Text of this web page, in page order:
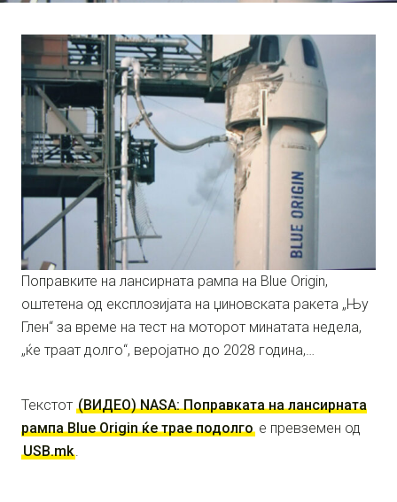
Поправките на лансирната рампа на Blue Origin,
оштетена од експлозијата на џиновската ракета „Њу
Глен“ за време на тест на моторот минатата недела,
„ќе траат долго“, веројатно до 2028 година,…
Текстот (ВИДЕО) NASA: Поправката на лансирната
рампа Blue Origin ќе трае подолго е превземен од
USB.mk.